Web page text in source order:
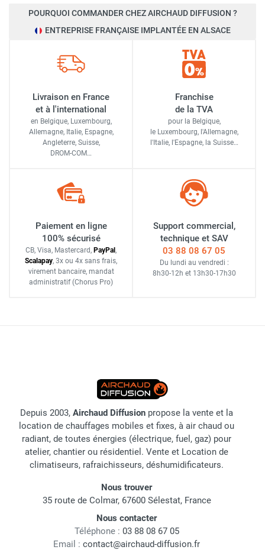
POURQUOI COMMANDER CHEZ AIRCHAUD DIFFUSION ?
ENTREPRISE FRANÇAISE IMPLANTÉE EN ALSACE
Livraison en France
et à l'international
en Belgique, Luxembourg,
Allemagne, Italie, Espagne,
Angleterre, Suisse,
DROM-COM…
Franchise
de la TVA
pour la Belgique,
le Luxembourg, l'Allemagne,
l'Italie, l'Espagne, la Suisse…
Paiement en ligne
100% sécurisé
CB, Visa, Mastercard, PayPal ,
Scalapay, 3x ou 4x sans frais,
virement bancaire, mandat
administratif (Chorus Pro)
Support commercial,
technique et SAV
03 88 08 67 05
Du lundi au vendredi :
8h30-12h et 13h30-17h30
Depuis 2003, Airchaud Diffusion propose la vente et la
location de chauffages mobiles et fixes, à air chaud ou
radiant, de toutes énergies (électrique, fuel, gaz) pour
atelier, chantier ou résidentiel. Vente et Location de
climatiseurs, rafraichisseurs, déshumidificateurs.
Nous trouver
35 route de Colmar, 67600 Sélestat, France
Nous contacter
Téléphone : 03 88 08 67 05
Email : contact@airchaud-diffusion.fr